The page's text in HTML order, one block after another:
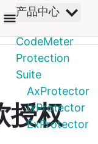
产品中心
CodeMeter
Protection
Suite
AxProtector
IxProtector
ExProtector
Container
授权